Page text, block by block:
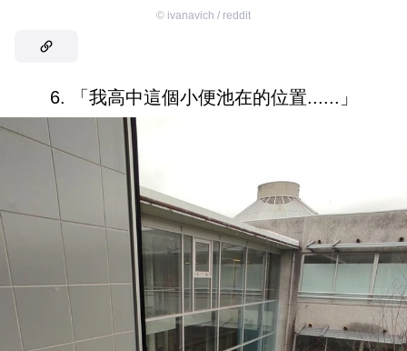
© ivanavich / reddit
6. 「我高中這個小便池在的位置......」